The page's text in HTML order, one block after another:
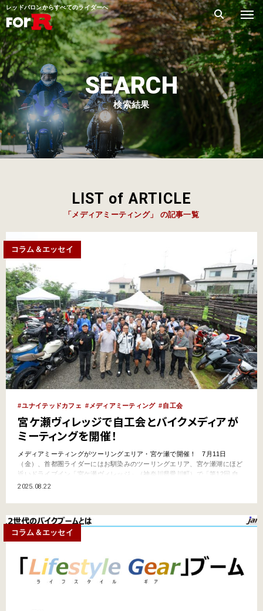
レッドバロンからすべてのライダーへ
SEARCH
検索結果
LIST of ARTICLE
「メディアミーティング」 の記事一覧
コラム＆エッセイ
ユナイテッドカフェ メディアミーティング 自工会
宮ケ瀬ヴィレッジで自工会とバイクメディアが
ミーティングを開催！
メディアミーティングがツーリングエリア・宮ケ瀬で開催！ 7月11日
（金）、首都圏ライダーにはお馴染みのツーリングエリア、宮ケ瀬湖にほど
近いドライブイン「宮ケ瀬ヴィレッジ」（神奈川県愛川町）で「第12回 自
工会二輪車委員会メディアミーティング メディアツーリングin宮ヶ瀬ヴィレ
内バイクメー…
2025.08.22
コラム＆エッセイ